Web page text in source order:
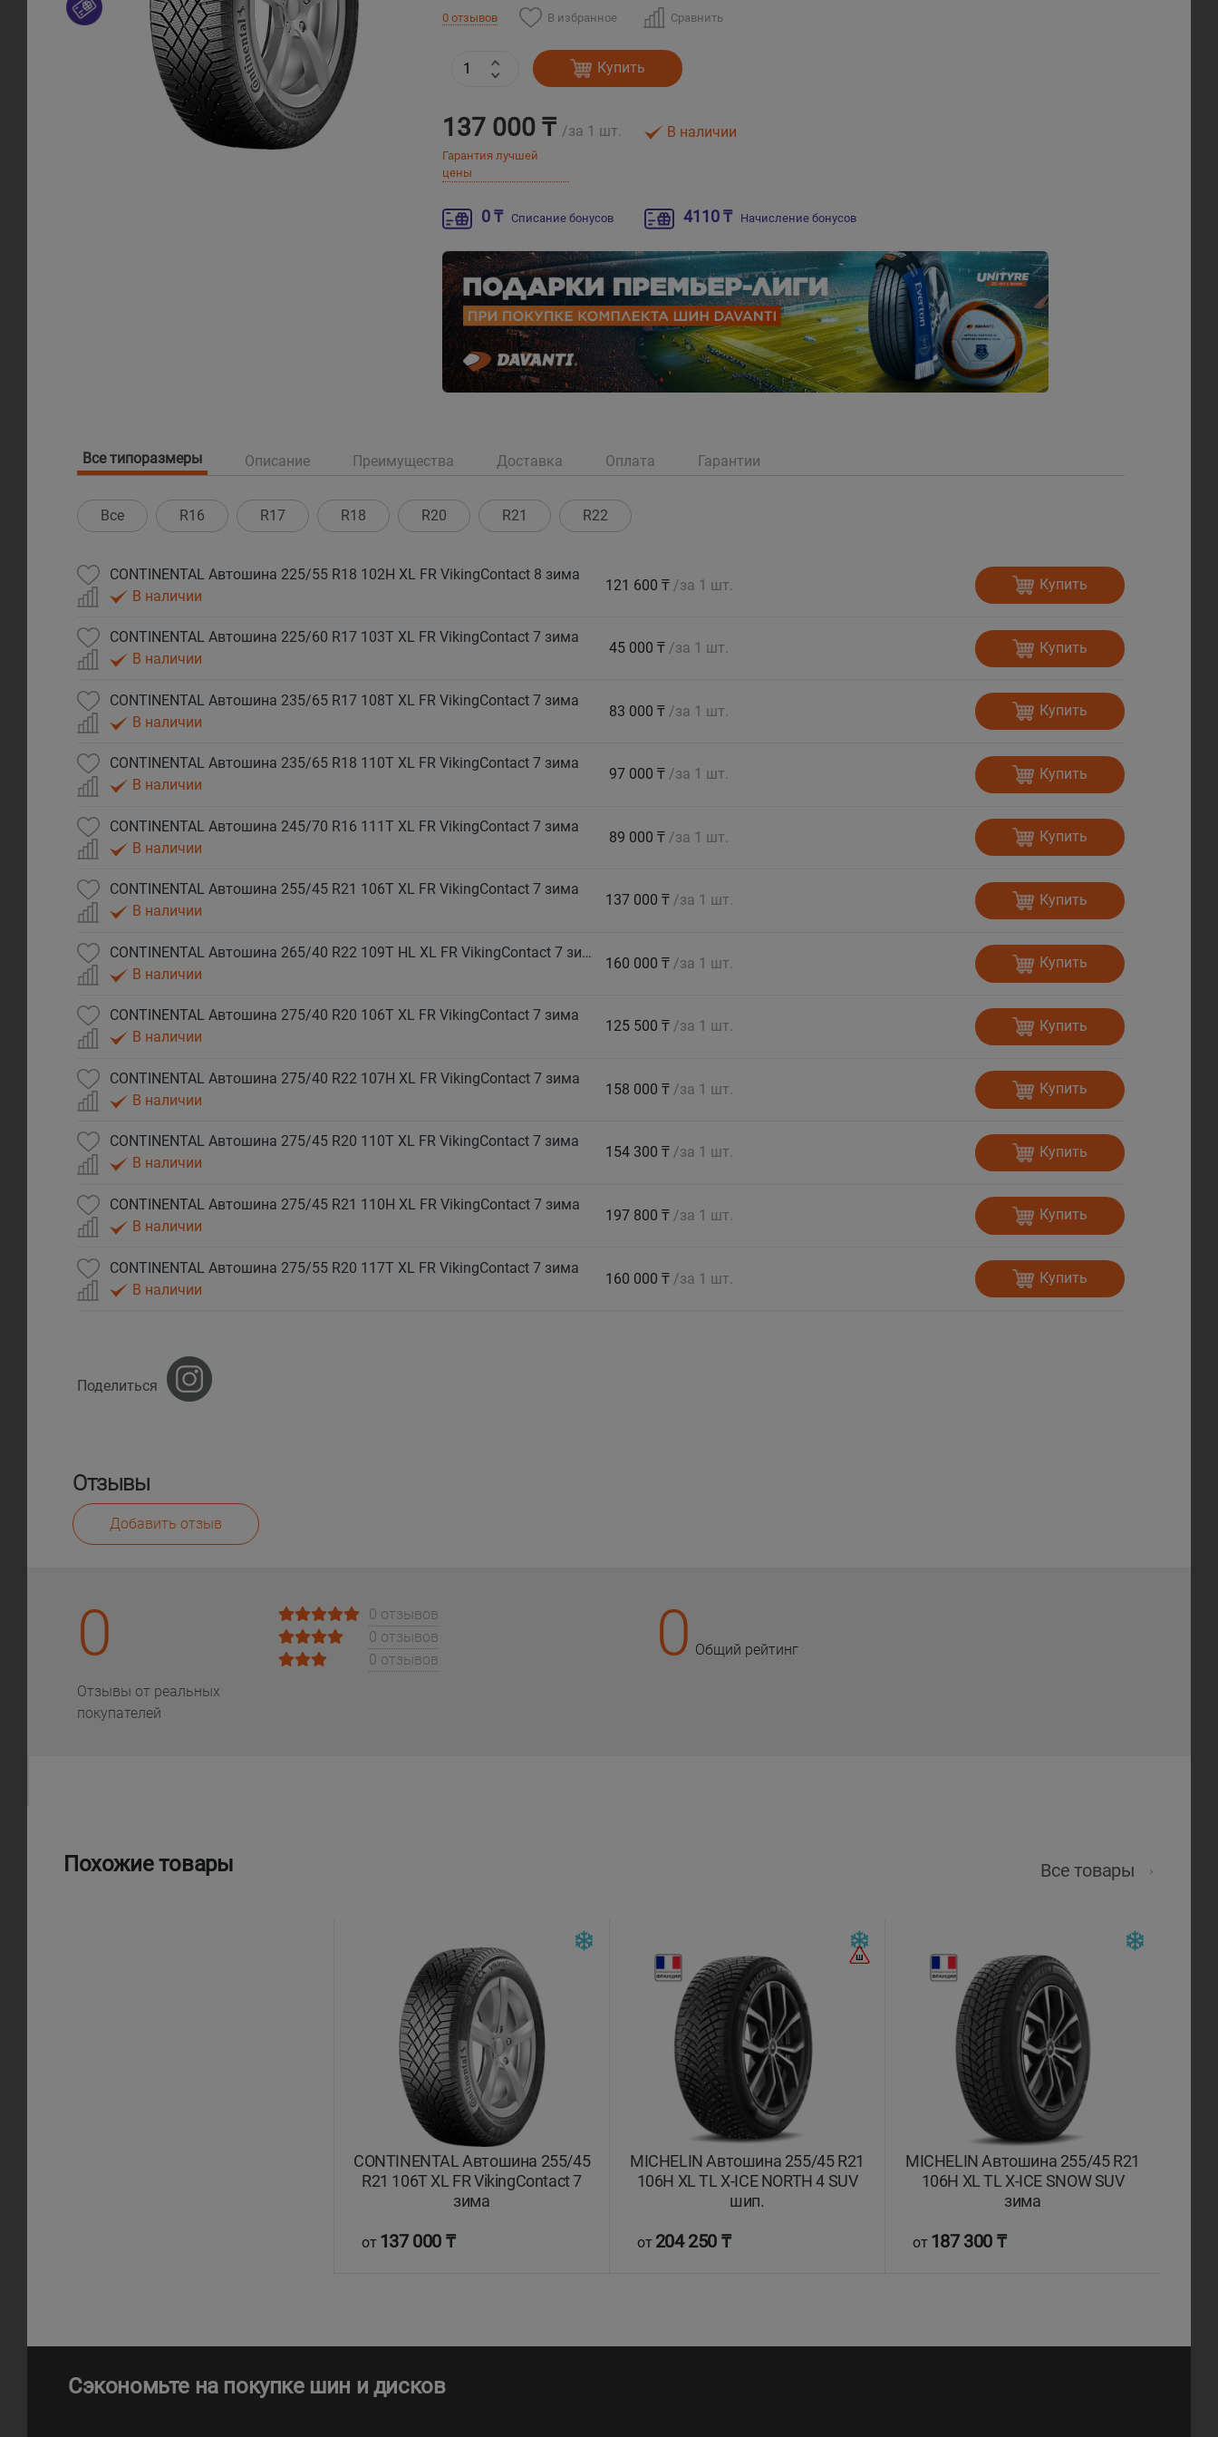
0 отзывов В избранное Сравнить
Купить
137 000 ₸ /за 1 шт.
Гарантия лучшей
цены
В наличии
0 ₸ Списание бонусов 4110 ₸ Начисление бонусов
Все типоразмеры Описание Преимущества Доставка Оплата Гарантии
Все R16 R17 R18 R20 R21 R22
CONTINENTAL Автошина 225/55 R18 102H XL FR VikingContact 8 зима
В наличии
121 600 ₸ /за 1 шт. Купить
CONTINENTAL Автошина 225/60 R17 103T XL FR VikingContact 7 зима
В наличии
45 000 ₸ /за 1 шт. Купить
CONTINENTAL Автошина 235/65 R17 108T XL FR VikingContact 7 зима
В наличии
83 000 ₸ /за 1 шт. Купить
CONTINENTAL Автошина 235/65 R18 110T XL FR VikingContact 7 зима
В наличии
97 000 ₸ /за 1 шт. Купить
CONTINENTAL Автошина 245/70 R16 111T XL FR VikingContact 7 зима
В наличии
89 000 ₸ /за 1 шт. Купить
CONTINENTAL Автошина 255/45 R21 106T XL FR VikingContact 7 зима
В наличии
137 000 ₸ /за 1 шт. Купить
CONTINENTAL Автошина 265/40 R22 109T HL XL FR VikingContact 7 зима
В наличии
160 000 ₸ /за 1 шт. Купить
CONTINENTAL Автошина 275/40 R20 106T XL FR VikingContact 7 зима
В наличии
125 500 ₸ /за 1 шт. Купить
CONTINENTAL Автошина 275/40 R22 107H XL FR VikingContact 7 зима
В наличии
158 000 ₸ /за 1 шт. Купить
CONTINENTAL Автошина 275/45 R20 110T XL FR VikingContact 7 зима
В наличии
154 300 ₸ /за 1 шт. Купить
CONTINENTAL Автошина 275/45 R21 110H XL FR VikingContact 7 зима
В наличии
197 800 ₸ /за 1 шт. Купить
CONTINENTAL Автошина 275/55 R20 117T XL FR VikingContact 7 зима
В наличии
160 000 ₸ /за 1 шт. Купить
Поделиться
Отзывы
Добавить отзыв
0
Отзывы от реальных
покупателей
0 отзывов
0 отзывов
0 отзывов
0 Общий рейтинг
Похожие товары Все товары
CONTINENTAL Автошина 255/45
R21 106T XL FR VikingContact 7
зима
от 137 000 ₸
MICHELIN Автошина 255/45 R21
106H XL TL X-ICE NORTH 4 SUV
шип.
от 204 250 ₸
MICHELIN Автошина 255/45 R21
106H XL TL X-ICE SNOW SUV
зима
от 187 300 ₸
Сэкономьте на покупке шин и дисков